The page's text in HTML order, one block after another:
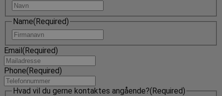
Name(Required)
Email(Required)
Phone(Required)
Hvad vil du gerne kontaktes angående?(Required)